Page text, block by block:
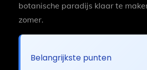
botanische paradijs klaar te
zomer.
Belangrijkste punten